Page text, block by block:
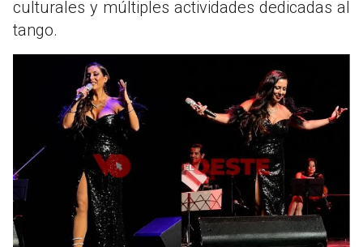
culturales y múltiples actividades dedicadas al
tango.